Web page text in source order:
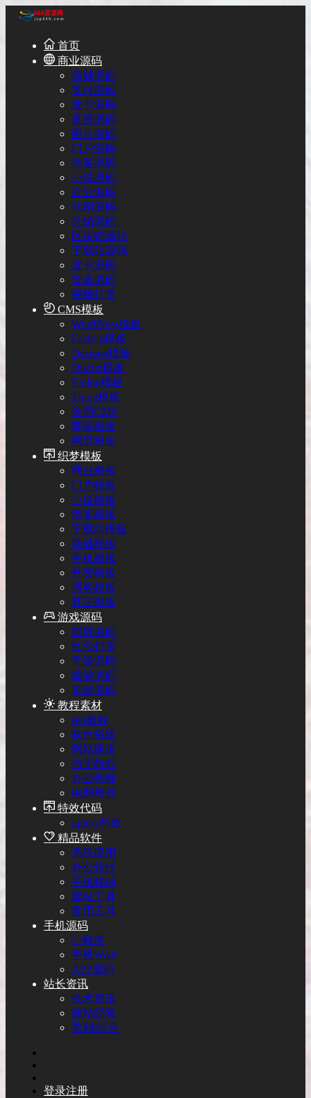
首页
商业源码
商城源码
支付源码
发卡源码
直播源码
图片源码
门户源码
淘客源码
小说源码
企业源码
代刷源码
分销源码
区块链源码
下载站源码
发卡源码
安卓源码
视频打赏
CMS模板
WordPress模板
Ecshop模板
Destoon模板
Discuz模板
Emlog模板
Zblog模板
帝国CMS
苹果模板
网页模板
织梦模板
商业模板
门户模板
小说模板
淘客模板
下载站模板
商城模板
手机模板
外贸模板
博客模板
其它模板
游戏源码
棋牌源码
红包扫雷
手游源码
端游源码
页游源码
教程素材
seo教程
软件搭建
网站建设
自学教程
办公教程
电商教程
特效代码
jquery特效
精品软件
系统应用
办公软件
手机移动
建站工具
常用工具
手机源码
小程序
手机WAP
APP源码
站长资讯
技术资讯
建站经验
盈利/运营
登录注册